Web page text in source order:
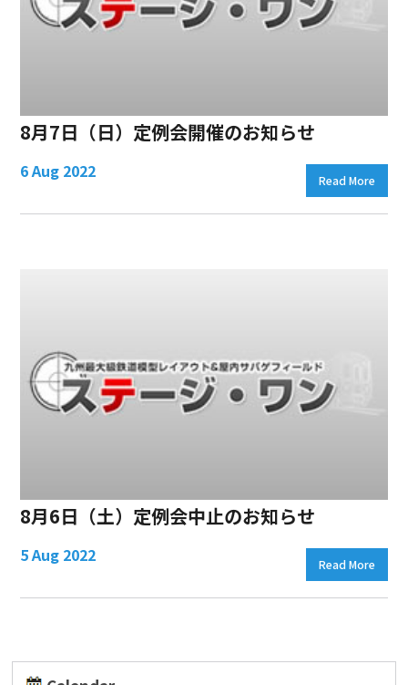
8月7日（日）定例会開催のお知らせ
6 Aug 2022 Read More
8月6日（土）定例会中止のお知らせ
5 Aug 2022 Read More